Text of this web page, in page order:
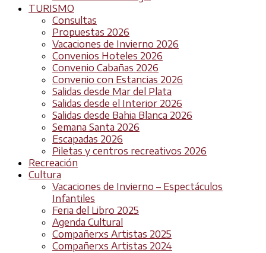
TURISMO
Consultas
Propuestas 2026
Vacaciones de Invierno 2026
Convenios Hoteles 2026
Convenio Cabañas 2026
Convenio con Estancias 2026
Salidas desde Mar del Plata
Salidas desde el Interior 2026
Salidas desde Bahia Blanca 2026
Semana Santa 2026
Escapadas 2026
Piletas y centros recreativos 2026
Recreación
Cultura
Vacaciones de Invierno – Espectáculos
Infantiles
Feria del Libro 2025
Agenda Cultural
Compañerxs Artistas 2025
Compañerxs Artistas 2024